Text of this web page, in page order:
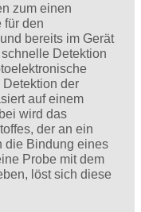
zum einen
für den
bereits im Gerät
Detektion
der
auf einem
wird das
der an ein
die Bindung eines
Probe mit dem
löst sich diese